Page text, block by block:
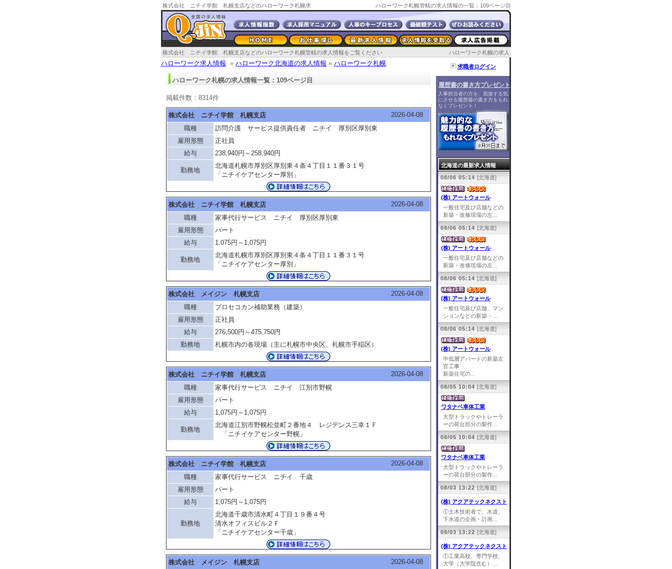
株式会社 ニチイ学館 札幌支店などのハローワーク札幌求
人情報
ハローワーク札幌管轄の求人情報の一覧：109ページ目
ハローワーク札幌の求人
株式会社 ニチイ学館 札幌支店などのハローワーク札幌管轄の求人情報をご覧ください
ハローワーク求人情報 » ハローワーク北海道の求人情報 » ハローワーク札幌
ハローワーク札幌の求人情報一覧：109ページ目
掲載件数：8314件
株式会社 ニチイ学館 札幌支店
2026-04-08
職種
訪問介護 サービス提供責任者 ニチイ 厚別区厚別東
雇用形態
正社員
給与
238,940円～258,940円
勤務地
北海道札幌市厚別区厚別東４条４丁目１１番３１号
「ニチイケアセンター厚別」
株式会社 ニチイ学館 札幌支店
2026-04-08
職種
家事代行サービス ニチイ 厚別区厚別東
雇用形態
パート
給与
1,075円～1,075円
勤務地
北海道札幌市厚別区厚別東４条４丁目１１番３１号
「ニチイケアセンター厚別」
株式会社 メイジン 札幌支店
2026-04-08
職種
プロセコカン補助業務（建築）
雇用形態
正社員
給与
276,500円～475,750円
勤務地
札幌市内の各現場（主に札幌市中央区、札幌市手稲区）
株式会社 ニチイ学館 札幌支店
2026-04-08
職種
家事代行サービス ニチイ 江別市野幌
雇用形態
パート
給与
1,075円～1,075円
勤務地
北海道江別市野幌松並町２番地４ レジデンス三幸１Ｆ
「ニチイケアセンター野幌」
株式会社 ニチイ学館 札幌支店
2026-04-08
職種
家事代行サービス ニチイ 千歳
雇用形態
パート
給与
1,075円～1,075円
勤務地
北海道千歳市清水町４丁目１９番４号
清水オフィスビル２Ｆ
「ニチイケアセンター千歳」
株式会社 メイジン 札幌支店
2026-04-08
求職者ログイン
履歴書の書き方プレゼント
人事担当者の方を、面接する気
にさせる履歴書の書き方をもれ
なくプレゼント！
北海道の最新求人情報
08/06 05:14 [北海道]
(株) アートウォール
一般住宅及び店舗などの
新築・改修現場の左...
08/06 05:14 [北海道]
(株) アートウォール
一般住宅及び店舗などの
新築・改修現場の左...
08/06 05:14 [北海道]
(株) アートウォール
一般住宅及び店舗、マン
ションなどの新築・...
08/06 05:14 [北海道]
(株) アートウォール
中低層アパートの新築左
官工事
新築住宅の...
08/05 10:04 [北海道]
ワタナベ車体工業
大型トラックやトレーラ
ーの荷台部分の製作...
08/05 10:04 [北海道]
ワタナベ車体工業
大型トラックやトレーラ
ーの荷台部分の製作...
08/03 13:22 [北海道]
(株) アクアテックネクスト
①土木技術者で、水道、
下水道の企画・計画...
08/03 13:22 [北海道]
(株) アクアテックネクスト
①工業高校、専門学校、
大学（大学院含む）...